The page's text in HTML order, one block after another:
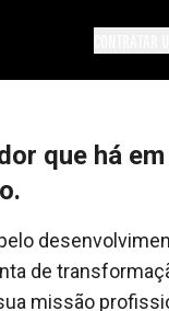
que há
de
missão